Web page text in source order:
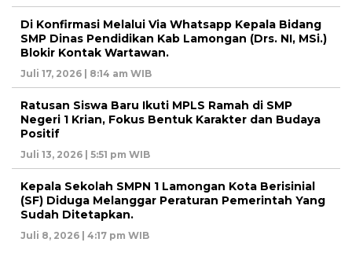
Di Konfirmasi Melalui Via Whatsapp Kepala Bidang
SMP Dinas Pendidikan Kab Lamongan (Drs. NI, MSi.)
Blokir Kontak Wartawan.
Juli 17, 2026 | 8:14 am WIB
Ratusan Siswa Baru Ikuti MPLS Ramah di SMP
Negeri 1 Krian, Fokus Bentuk Karakter dan Budaya
Positif
Juli 13, 2026 | 5:51 pm WIB
Kepala Sekolah SMPN 1 Lamongan Kota Berisinial
(SF) Diduga Melanggar Peraturan Pemerintah Yang
Sudah Ditetapkan.
Juli 8, 2026 | 4:17 pm WIB